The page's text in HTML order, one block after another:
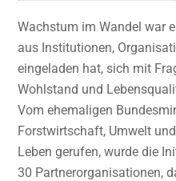
Wachstum im Wandel war
aus Institutionen,
eingeladen hat, sich mit
Wohlstand und
Vom ehemaligen
Forstwirtschaft, Umwelt
Leben gerufen, wurde die
30 Partnerorganisationen,